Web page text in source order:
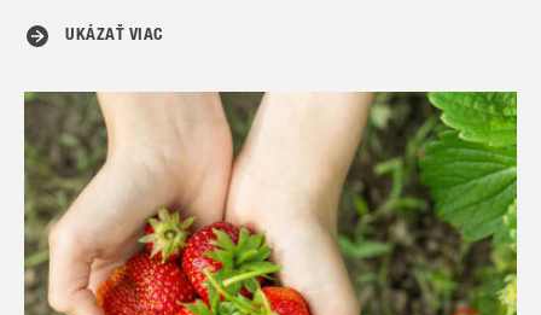
UKÁZAŤ VIAC